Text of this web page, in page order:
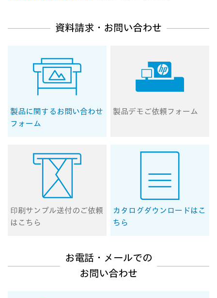
資料請求・お問い合わせ
製品に関する お問い合わせ
フォーム
製品デモ ご依頼フォーム
印刷サンプル送付の ご依頼
はこちら
カタログダウンロードはこ
ちら
お電話・メールでの
お問い合わせ